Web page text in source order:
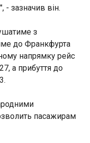
США на Близькому Сході - ЗМІ
зі штабів
. Москва
на
удару в
часом. Про
безпілотники
вночі проти
чорний
охопив
у Вугільній
Бєглов
- зазначив він.
з
до Франкфурта
напрямку рейс
а прибуття до
пасажирам